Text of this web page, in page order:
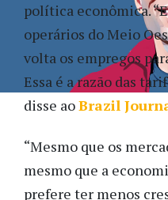
política econômica.
operários do Meio
volta os empregos
Essa é a razão das
disse aoBrazil
“Mesmo que os
mesmo que a
prefere ter menos